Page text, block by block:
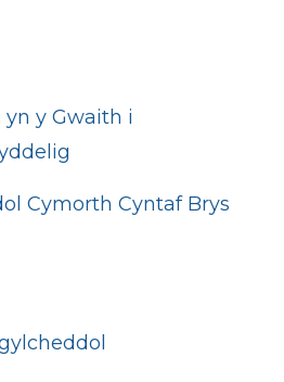
y Gwaith i
Cymorth Cyntaf Brys